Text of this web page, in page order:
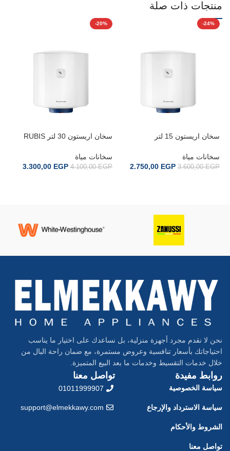
منتجات ذات صلة
-24%
سخان اريستون 15 لتر
سخانات مياة
3.600,00EGP
2.750,00 EGP
-20%
سخان اريستون 30 لتر RUBIS
سخانات مياة
4.100,00EGP
3.300,00 EGP
نحن لا نقدم مجرد أجهزة منزلية، بل نساعدك على اختيار ما يناسب
احتياجاتك بأسعار تنافسية وعروض مستمرة، مع ضمان راحة البال من
خلال خدمات التقسيط وخدمات ما بعد البيع المتميزة.
روابط مفيدة
سياسة الخصوصية
سياسة الاسترداد والإرجاع
الشروط والأحكام
تواصل معنا
تواصل معنا
01011999907
support@elmekkawy.com